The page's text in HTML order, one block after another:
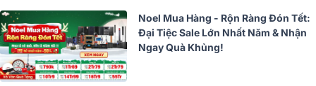
Noel Mua Hàng - Rộn Ràng Đón Tết:
Đại Tiệc Sale Lớn Nhất Năm & Nhận
Ngay Quà Khủng!